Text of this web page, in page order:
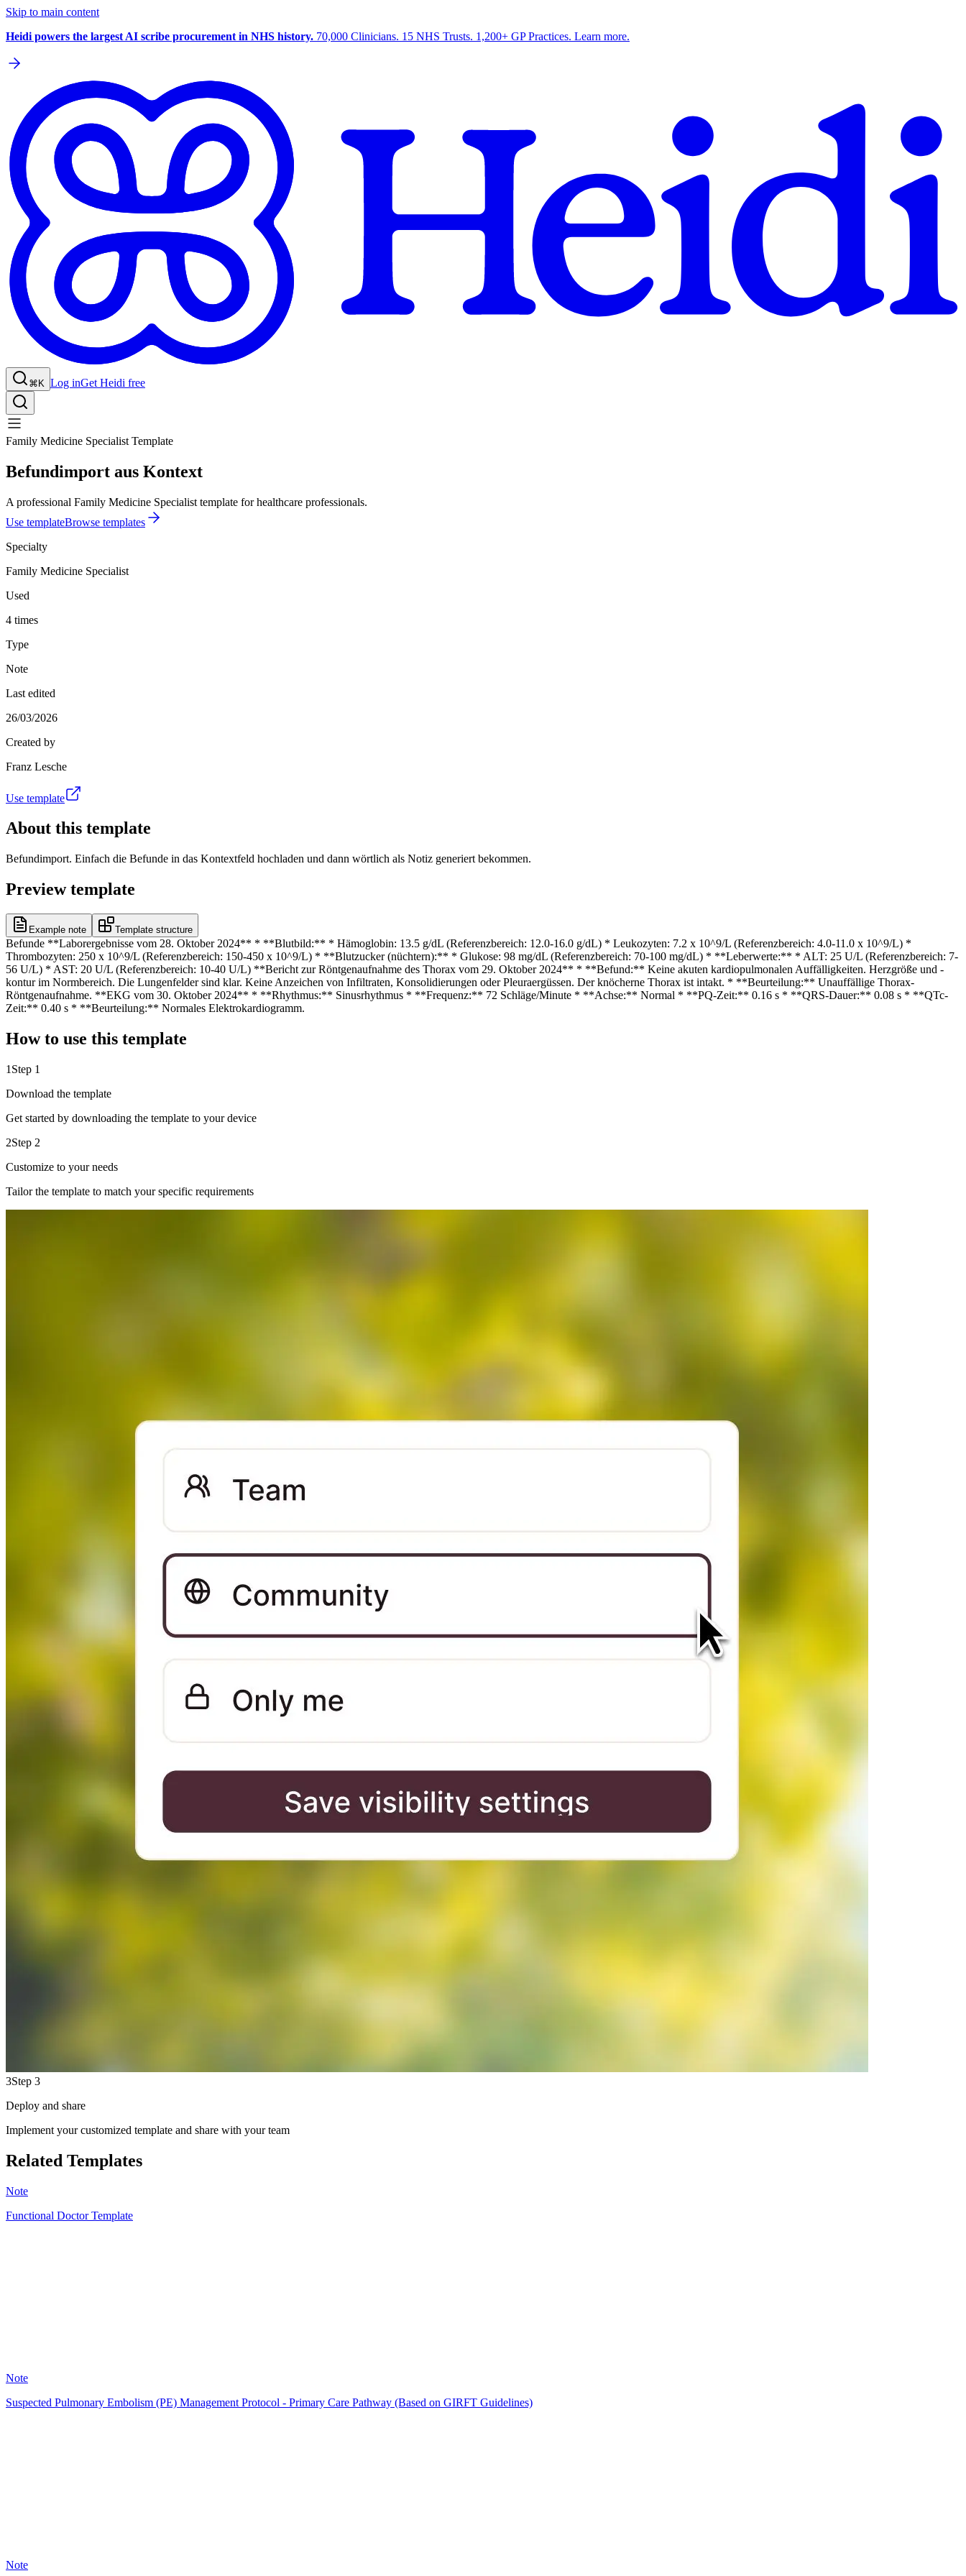
Skip to main content
Heidi powers the largest AI scribe procurement in NHS history. 70,000 Clinicians. 15 NHS Trusts. 1,200+ GP Practices. Learn more.
⌘K Log inGet Heidi free
Family Medicine Specialist Template
Befundimport aus Kontext
A professional Family Medicine Specialist template for healthcare professionals.
Use templateBrowse templates
Specialty
Family Medicine Specialist
Used
4 times
Type
Note
Last edited
26/03/2026
Created by
Franz Lesche
Use template
About this template
Befundimport. Einfach die Befunde in das Kontextfeld hochladen und dann wörtlich als Notiz generiert bekommen.
Preview template
Example note Template structure
Befunde **Laborergebnisse vom 28. Oktober 2024** * **Blutbild:** * Hämoglobin: 13.5 g/dL (Referenzbereich: 12.0-16.0 g/dL) * Leukozyten: 7.2 x 10^9/L (Referenzbereich: 4.0-11.0 x 10^9/L) *
Thrombozyten: 250 x 10^9/L (Referenzbereich: 150-450 x 10^9/L) * **Blutzucker (nüchtern):** * Glukose: 98 mg/dL (Referenzbereich: 70-100 mg/dL) * **Leberwerte:** * ALT: 25 U/L (Referenzbereich: 7-
56 U/L) * AST: 20 U/L (Referenzbereich: 10-40 U/L) **Bericht zur Röntgenaufnahme des Thorax vom 29. Oktober 2024** * **Befund:** Keine akuten kardiopulmonalen Auffälligkeiten. Herzgröße und -
kontur im Normbereich. Die Lungenfelder sind klar. Keine Anzeichen von Infiltraten, Konsolidierungen oder Pleuraergüssen. Der knöcherne Thorax ist intakt. * **Beurteilung:** Unauffällige Thorax-
Röntgenaufnahme. **EKG vom 30. Oktober 2024** * **Rhythmus:** Sinusrhythmus * **Frequenz:** 72 Schläge/Minute * **Achse:** Normal * **PQ-Zeit:** 0.16 s * **QRS-Dauer:** 0.08 s * **QTc-
Zeit:** 0.40 s * **Beurteilung:** Normales Elektrokardiogramm.
How to use this template
1 Step 1
Download the template
Get started by downloading the template to your device
2Step 2
Customize to your needs
Tailor the template to match your specific requirements
3Step 3
Deploy and share
Implement your customized template and share with your team
Related Templates
Note
Functional Doctor Template
Note
Suspected Pulmonary Embolism (PE) Management Protocol - Primary Care Pathway (Based on GIRFT Guidelines)
Note